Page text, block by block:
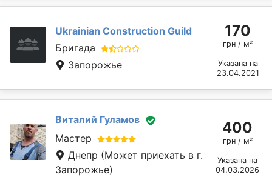
Ukrainian Construction Guild
Бригада
Запорожье
170
грн / м²
Указана на
23.04.2021
Виталий Гуламов
Мастер
Днепр (Может приехать в г.
Запорожье)
400
грн / м²
Указана на
04.03.2026